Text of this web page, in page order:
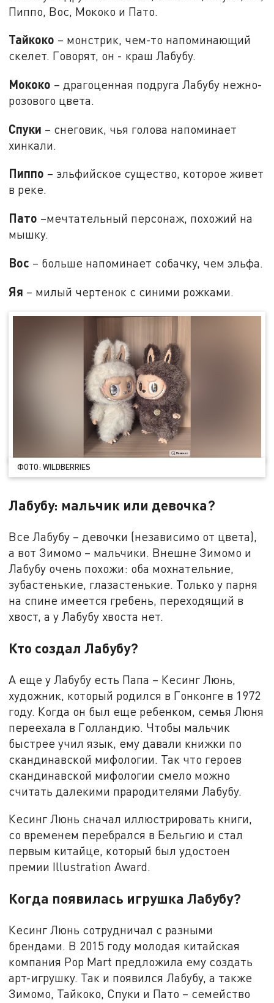
Пиппо, Вос, Мококо и Пато.
Тайкоко – монстрик, чем-то напоминающий
скелет. Говорят, он - краш Лабубу.
Мококо – драгоценная подруга Лабубу нежно-
розового цвета.
Спуки – снеговик, чья голова напоминает
хинкали.
Пиппо – эльфийское существо, которое живет
в реке.
Пато –мечтательный персонаж, похожий на
мышку.
Вос – больше напоминает собачку, чем эльфа.
Яя – милый чертенок с синими рожками.
ФОТО: WILDBERRIES
Лабубу: мальчик или девочка?
Все Лабубу – девочки (независимо от цвета),
а вот Зимомо – мальчики. Внешне Зимомо и
Лабубу очень похожи: оба мохнательние,
зубастенькие, глазастенькие. Только у парня
на спине имеется гребень, переходящий в
хвост, а у Лабубу хвоста нет.
Кто создал Лабубу?
А еще у Лабубу есть Папа – Кесинг Люнь,
художник, который родился в Гонконге в 1972
году. Когда он был еще ребенком, семья Люня
переехала в Голландию. Чтобы мальчик
быстрее учил язык, ему давали книжки по
скандинавской мифологии. Так что героев
скандинавской мифологии смело можно
считать далекими прародителями Лабубу.
Кесинг Люнь сначал иллюстрировать книги,
со временем перебрался в Бельгию и стал
первым китайце, который был удостоен
премии Illustration Award.
Когда появилась игрушка Лабубу?
Кесинг Люнь сотрудничал с разными
брендами. В 2015 году молодая китайская
компания Pop Mart предложила ему создать
арт-игрушку. Так и появился Лабубу, а также
Зимомо, Тайкоко, Спуки и Пато – семейство